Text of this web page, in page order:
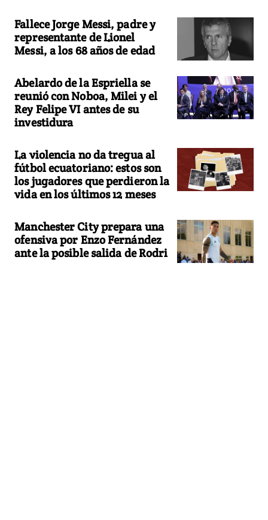
Fallece Jorge Messi, padre y
representante de Lionel
Messi, a los 68 años de edad
Abelardo de la Espriella se
reunió con Noboa, Milei y el
Rey Felipe VI antes de su
investidura
La violencia no da tregua al
fútbol ecuatoriano: estos son
los jugadores que perdieron la
vida en los últimos 12 meses
Manchester City prepara una
ofensiva por Enzo Fernández
ante la posible salida de Rodri